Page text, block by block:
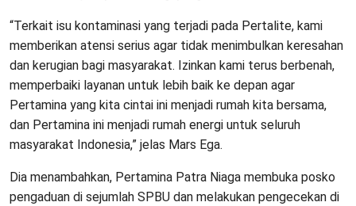
“Terkait isu kontaminasi yang terjadi pada Pertalite, kami
memberikan atensi serius agar tidak menimbulkan keresahan
dan kerugian bagi masyarakat. Izinkan kami terus berbenah,
memperbaiki layanan untuk lebih baik ke depan agar
Pertamina yang kita cintai ini menjadi rumah kita bersama,
dan Pertamina ini menjadi rumah energi untuk seluruh
masyarakat Indonesia,” jelas Mars Ega.
Dia menambahkan, Pertamina Patra Niaga membuka posko
pengaduan di sejumlah SPBU dan melakukan pengecekan di